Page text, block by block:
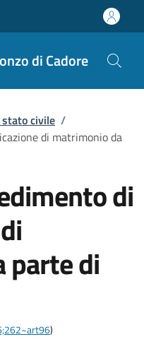
di Cadore
civile /
di matrimonio da
di
parte di
)